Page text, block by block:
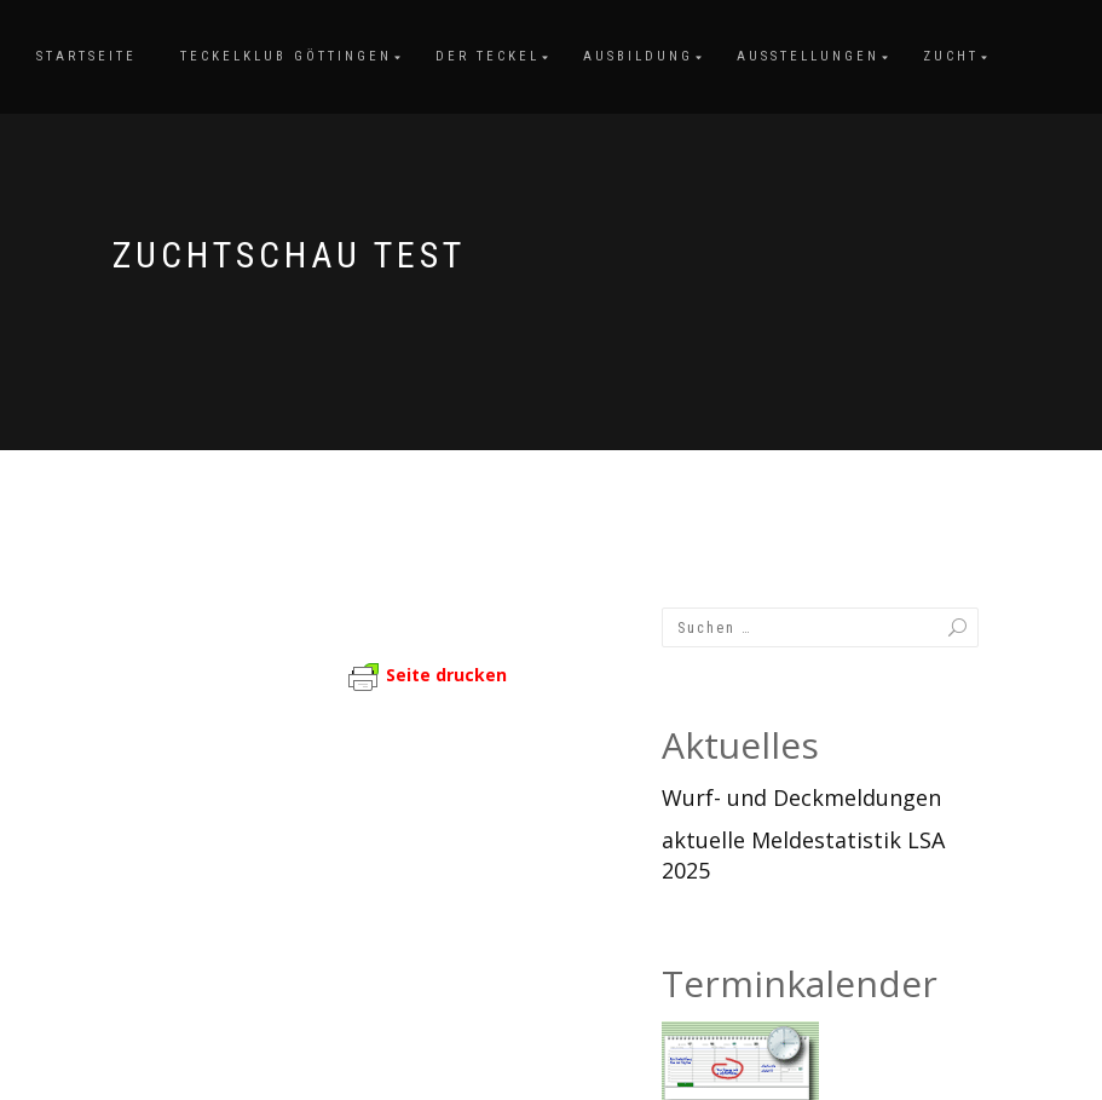
STARTSEITE TECKELKLUB GÖTTINGEN DER TECKEL AUSBILDUNG AUSSTELLUNGEN ZUCHT
ZUCHTSCHAU TEST
Seite drucken
Aktuelles
Wurf- und Deckmeldungen
aktuelle Meldestatistik LSA
2025
Terminkalender